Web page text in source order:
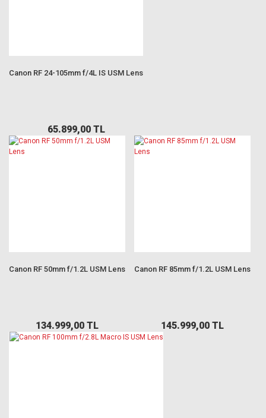
Canon RF 24-105mm f/4L IS USM Lens
65.899,00 TL
Canon RF 50mm f/1.2L USM Lens
134.999,00 TL
Canon RF 85mm f/1.2L USM Lens
145.999,00 TL